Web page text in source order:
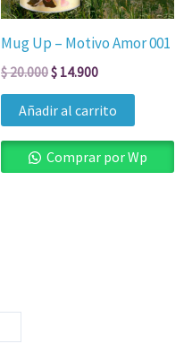
Mug Up – Motivo Amor 001
$20.000$ 14.900
Añadir al carrito
Comprar por Wp